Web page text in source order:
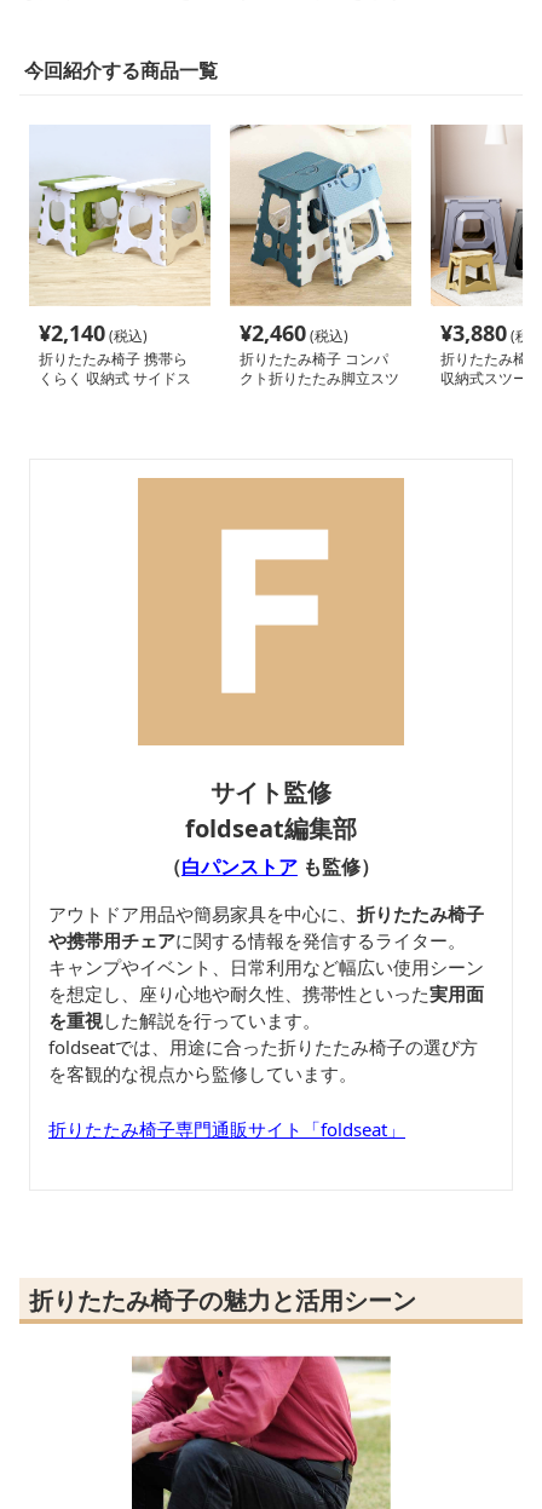
今回紹介する商品一覧
¥2,140(税込)
折りたたみ椅子 携帯ら
くらく 収納式 サイドス
¥2,460(税込)
折りたたみ椅子 コンパ
クト折りたたみ脚立スツ
¥3,880(税
折りたたみ椅
収納式スツール
サイト監修
foldseat編集部
（白パンストア も監修）
アウトドア用品や簡易家具を中心に、 折りたたみ椅子
や携帯用チェアに関する情報を発信するライター。
キャンプやイベント、日常利用など幅広い使用シーン
を想定し、座り心地や耐久性、携帯性といった実用面
を重視した解説を行っています。
foldseatでは、用途に合った折りたたみ椅子の選び方
を客観的な視点から監修しています。
折りたたみ椅子専門通販サイト「foldseat」
折りたたみ椅子の魅力と活用シーン